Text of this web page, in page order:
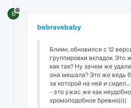
B
bebravebaby
Блиин, обновился с 12
группировки вкладок. Это
как так? Ну зачем же
она мешала? Это же ведь
за которой на ней и
- это ужас же как
хромоподобное бревно((((